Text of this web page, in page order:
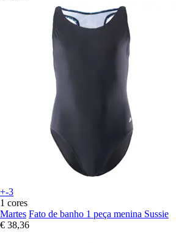
+-3
1 cores
Martes Fato de banho 1 peça menina Sussie
€ 38,36